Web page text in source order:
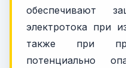
обеспечивают
электротока при
также при
потенциально